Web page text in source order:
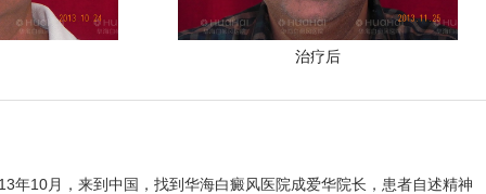
治疗后
年10月，来到中国，找到华海白癜风医院成爱华院长，患者自述精神